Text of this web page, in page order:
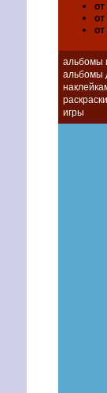
от
от
от
альбомы
альбомы
раскраски
игры